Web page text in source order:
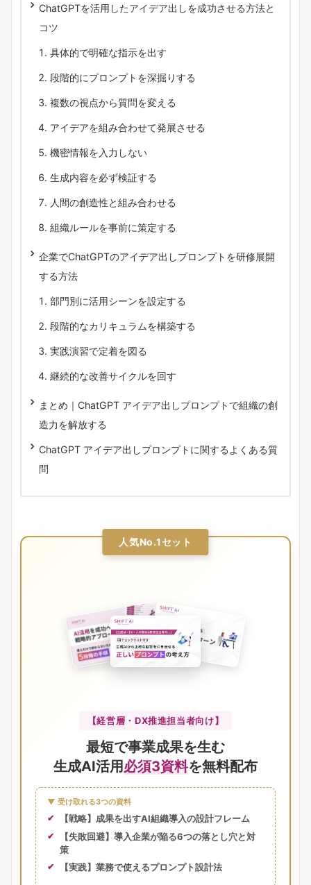
ChatGPTを活用したアイデア出しを成功させる方法と
コツ
具体的で明確な指示を出す
段階的にプロンプトを深掘りする
複数の視点から質問を変える
アイデアを組み合わせて発展させる
機密情報を入力しない
生成内容を必ず検証する
人間の創造性と組み合わせる
組織ルールを事前に策定する
企業でChatGPTのアイデア出しプロンプトを研修展開
する方法
部門別に活用シーンを設定する
段階的なカリキュラムを構築する
実践演習で定着を図る
継続的な改善サイクルを回す
まとめ｜ChatGPT アイデア出しプロンプトで組織の創
造力を解放する
ChatGPT アイデア出しプロンプトに関するよくある質
問
人気No.1セット
【経営層・DX推進担当者向け】
最短で事業成果を生む
生成AI活用必須3資料を無料配布
▼ 受け取れる3つの資料
【戦略】成果を出すAI組織導入の設計フレーム
【失敗回避】導入企業が陥る6つの落とし穴と対
策
【実践】業務で使えるプロンプト設計法